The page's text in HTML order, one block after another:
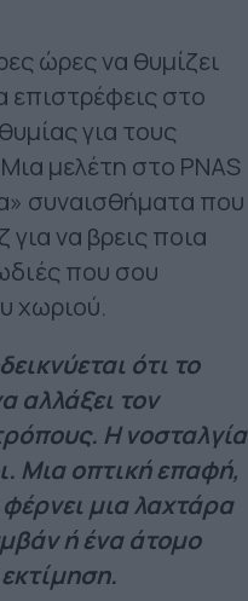
ώρες να θυμίζει
επιστρέφεις στο
για τους
μελέτη στο PNAS
συναισθήματα που
να βρεις ποια
που σου
χωριού.
ότι το
αλλάξει τον
Η νοσταλγία
Μια οπτική επαφή,
μια λαχτάρα
ή ένα άτομο